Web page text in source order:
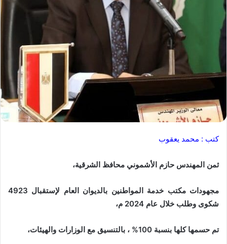
كتب : محمد يعقوب
ثمن المهندس حازم الأشموني محافظ الشرقية،
مجهودات مكتب خدمة المواطنين بالديوان العام لإستقبال 4923
شكوى وطلب خلال عام 2024 م،
تم حسمها كلها بنسبة 100% ، بالتنسيق مع الوزارات والهيئات،